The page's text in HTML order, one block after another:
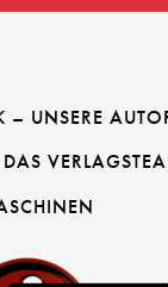
– UNSERE
DAS